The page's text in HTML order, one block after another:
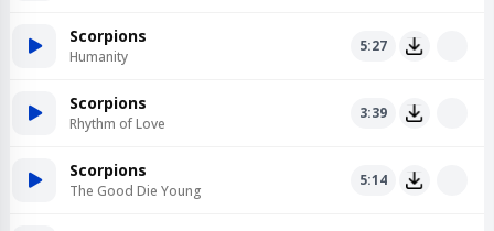
Scorpions
Humanity
5:27
Scorpions
Rhythm of Love
3:39
Scorpions
The Good Die Young
5:14